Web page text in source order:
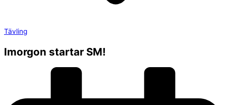
Tävling
Imorgon startar SM!